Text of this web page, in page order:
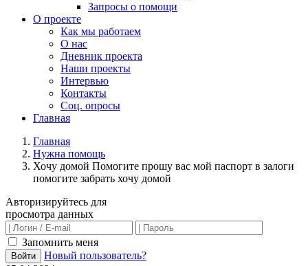
Запросы о помощи
О проекте
Как мы работаем
О нас
Дневник проекта
Наши проекты
Интервью
Контакты
Соц. опросы
Главная
Главная
Нужна помощь
Хочу домой Помогите прошу вас мой паспорт в залоги
помогите забрать хочу домой
Авторизируйтесь для
просмотра данных
Запомнить меня
Войти
Новый пользователь?